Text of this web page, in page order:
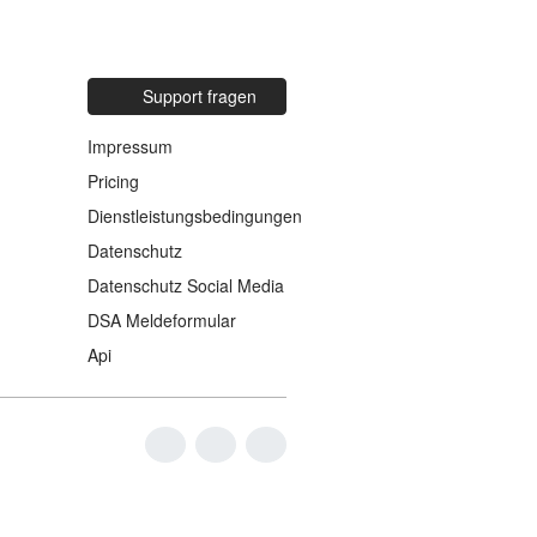
Support fragen
Impressum
Pricing
Dienstleistungsbedingungen
Datenschutz
Datenschutz Social Media
DSA Meldeformular
Api